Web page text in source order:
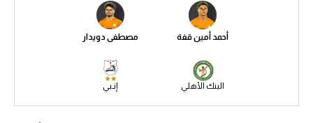
دوري أبطال أوروبا
أحمد أمين قفة مصطفى دويدار
البنك الأهلي إنـبي